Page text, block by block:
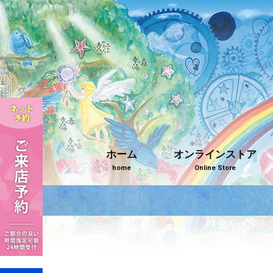
ホーム
home
オンラインストア
Online Store